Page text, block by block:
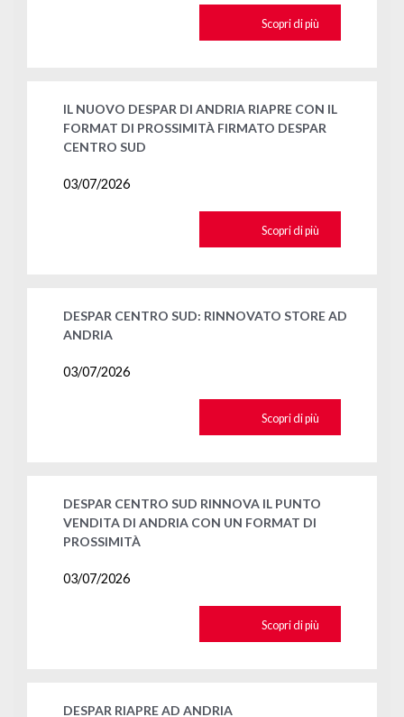
Scopri di più
IL NUOVO DESPAR DI ANDRIA RIAPRE CON IL
FORMAT DI PROSSIMITÀ FIRMATO DESPAR
CENTRO SUD
03/07/2026
Scopri di più
DESPAR CENTRO SUD: RINNOVATO STORE AD
ANDRIA
03/07/2026
Scopri di più
DESPAR CENTRO SUD RINNOVA IL PUNTO
VENDITA DI ANDRIA CON UN FORMAT DI
PROSSIMITÀ
03/07/2026
Scopri di più
DESPAR RIAPRE AD ANDRIA